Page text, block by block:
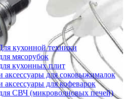
кухонной техники
мясорубок
кухонных плит
аксессуары для соковыжималок
аксессуары для кофеварок
СВЧ (микроволновых печей)